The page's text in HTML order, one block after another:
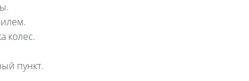
колес.
пункт.